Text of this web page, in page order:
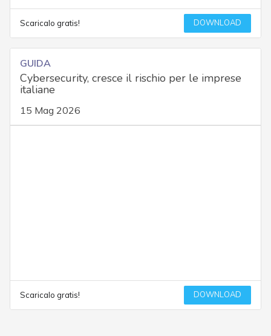
Scaricalo gratis! DOWNLOAD
GUIDA
Cybersecurity, cresce il rischio per le imprese
italiane
15 Mag 2026
Scaricalo gratis! DOWNLOAD